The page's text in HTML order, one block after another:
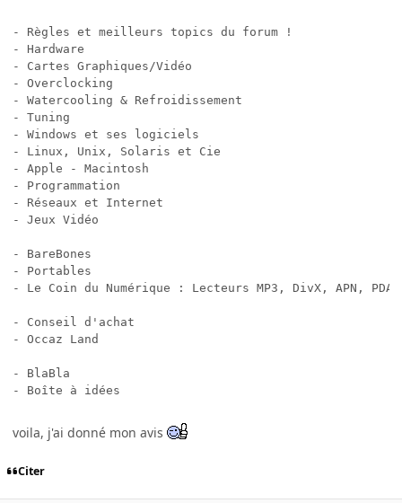
- Règles et meilleurs topics du forum !
- Hardware
- Cartes Graphiques/Vidéo
- Overclocking
- Watercooling & Refroidissement
- Tuning
- Windows et ses logiciels
- Linux, Unix, Solaris et Cie
- Apple - Macintosh
- Programmation
- Réseaux et Internet
- Jeux Vidéo
- BareBones
- Portables
- Le Coin du Numérique : Lecteurs MP3, DivX, APN,
- Conseil d'achat
- Occaz Land
- BlaBla
voila, j'ai donné mon avis
Citer